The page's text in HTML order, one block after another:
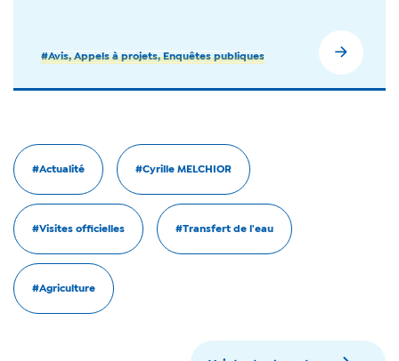
#Avis, Appels à projets, Enquêtes publiques
#Actualité #Cyrille MELCHIOR
#Visites officielles #Transfert de l'eau
#Agriculture